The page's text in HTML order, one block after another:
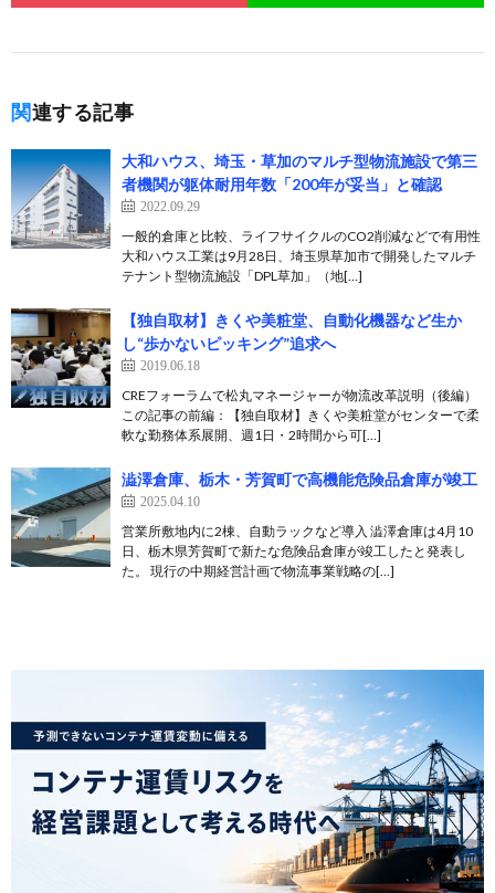
関連する記事
大和ハウス、埼玉・草加のマルチ型物流施設で第三
者機関が躯体耐用年数「200年が妥当」と確認
2022.09.29
一般的倉庫と比較、ライフサイクルのCO2削減などで有用性
大和ハウス工業は9月28日、埼玉県草加市で開発したマルチ
テナント型物流施設「DPL草加」（地[…]
【独自取材】きくや美粧堂、自動化機器など生か
し“歩かないピッキング”追求へ
2019.06.18
CREフォーラムで松丸マネージャーが物流改革説明（後編）
この記事の前編：【独自取材】きくや美粧堂がセンターで柔
軟な勤務体系展開、週1日・2時間から可[…]
澁澤倉庫、栃木・芳賀町で高機能危険品倉庫が竣工
2025.04.10
営業所敷地内に2棟、自動ラックなど導入 澁澤倉庫は4月10
日、栃木県芳賀町で新たな危険品倉庫が竣工したと発表し
た。 現行の中期経営計画で物流事業戦略の[…]